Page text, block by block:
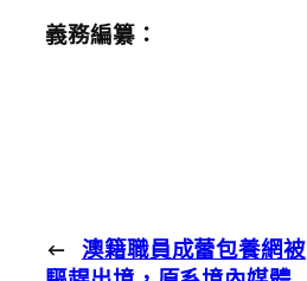
義務編纂：
← 澳籍職員成蕾包養網被